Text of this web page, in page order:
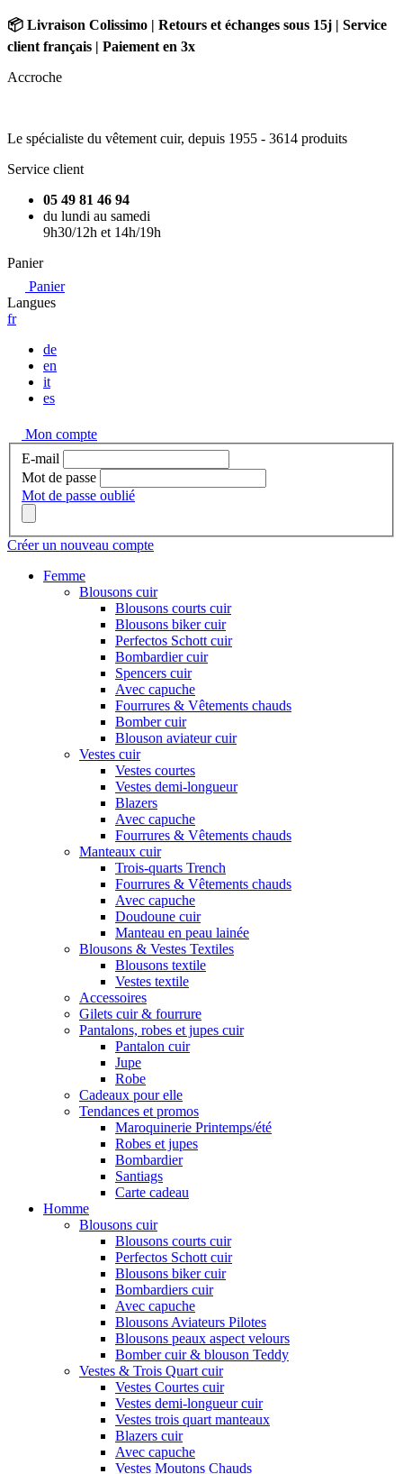
📦 Livraison Colissimo | Retours et échanges sous 15j | Service
client français | Paiement en 3x
Accroche
Le spécialiste du vêtement cuir, depuis 1955 - 3614 produits
Service client
05 49 81 46 94
du lundi au samedi
9h30/12h et 14h/19h
Panier
Panier
Langues
fr
de
en
it
es
Mon compte
E-mail
Mot de passe
Mot de passe oublié
Créer un nouveau compte
Femme
Blousons cuir
Blousons courts cuir
Blousons biker cuir
Perfectos Schott cuir
Bombardier cuir
Spencers cuir
Avec capuche
Fourrures & Vêtements chauds
Bomber cuir
Blouson aviateur cuir
Vestes cuir
Vestes courtes
Vestes demi-longueur
Blazers
Avec capuche
Fourrures & Vêtements chauds
Manteaux cuir
Trois-quarts Trench
Fourrures & Vêtements chauds
Avec capuche
Doudoune cuir
Manteau en peau lainée
Blousons & Vestes Textiles
Blousons textile
Vestes textile
Accessoires
Gilets cuir & fourrure
Pantalons, robes et jupes cuir
Pantalon cuir
Jupe
Robe
Cadeaux pour elle
Tendances et promos
Maroquinerie Printemps/été
Robes et jupes
Bombardier
Santiags
Carte cadeau
Homme
Blousons cuir
Blousons courts cuir
Perfectos Schott cuir
Blousons biker cuir
Bombardiers cuir
Avec capuche
Blousons Aviateurs Pilotes
Blousons peaux aspect velours
Bomber cuir & blouson Teddy
Vestes & Trois Quart cuir
Vestes Courtes cuir
Vestes demi-longueur cuir
Vestes trois quart manteaux
Blazers cuir
Avec capuche
Vestes Moutons Chauds